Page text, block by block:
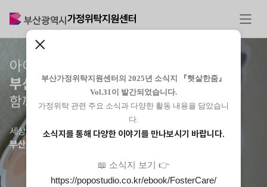
아이들이 행복한 세상,
부산광역시가정위탁지원센터가
함께 합니다.
세상 모든 아이들이 사랑 안에서 자랄 수 있도록
부산광역시가정위탁지원센터
부산가정위탁지원센터의 2025년 소식지 『햇살한줌』
Vol.31이 발간되었습니다.
가정위탁 관련 주요 소식과 다양한 활동 내용을 담았습니
다.
소식지를 통해 다양한 이야기를 만나보시기 바랍니다.
📖 소식지 보기 👉
https://popostudio.co.kr/ebook/FosterCare/